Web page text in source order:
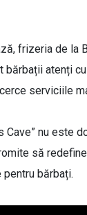
frizeria de la
bărbații atenți
serviciile
Cave” nu este
să
bărbați.